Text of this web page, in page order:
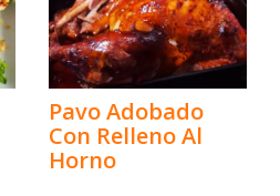
Pavo Adobado
Con Relleno Al
Horno